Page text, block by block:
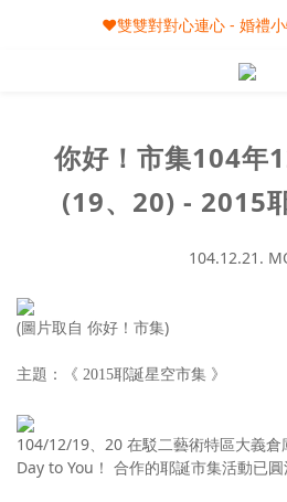
🎀08/01-09/30 秋節月圓家家
❤️雙雙對對心連心 - 婚禮
🎀08/01-09/30 秋節月圓家家
你好！市集104年
(19、20) - 2015
104.12.21.
(圖片取自 你好！市集)
主題：《 2015耶誕星空市集 》
104/12/19、20 在駁二藝術特區大義
Day to You！ 合作的耶誕市集活動已圓